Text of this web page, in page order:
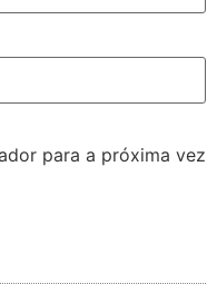
para a próxima vez